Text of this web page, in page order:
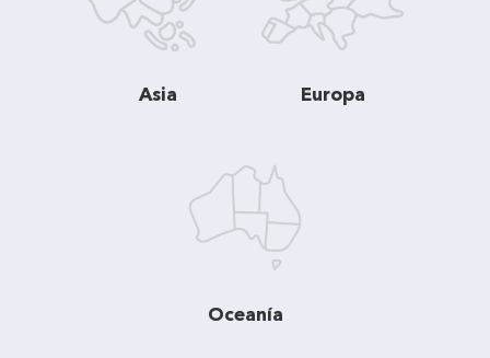
Asia Europa
Oceanía